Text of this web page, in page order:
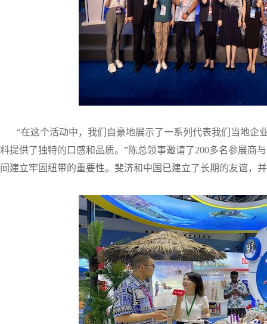
“在这个活动中，我们自豪地展示了一系列代表我们当地企
料提供了独特的口感和品质。”陈总领事邀请了200多名参展商
间建立牢固纽带的重要性。斐济和中国已建立了长期的友谊，